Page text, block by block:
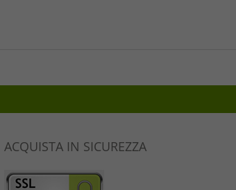
ACQUISTA IN SICUREZZA